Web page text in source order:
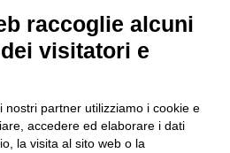
raccoglie alcuni
visitatori e
nostri partner utilizziamo i cookie e
accedere ed elaborare i dati
la visita al sito web o la